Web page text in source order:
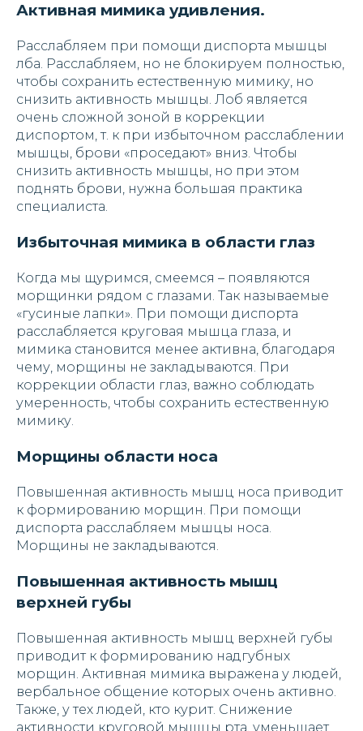
Активная мимика удивления.
Расслабляем при помощи диспорта мышцы
лба. Расслабляем, но не блокируем полностью,
чтобы сохранить естественную мимику, но
снизить активность мышцы. Лоб является
очень сложной зоной в коррекции
диспортом, т. к при избыточном расслаблении
мышцы, брови «проседают» вниз. Чтобы
снизить активность мышцы, но при этом
поднять брови, нужна большая практика
специалиста.
Избыточная мимика в области глаз
Когда мы щуримся, смеемся – появляются
морщинки рядом с глазами. Так называемые
«гусиные лапки». При помощи диспорта
расслабляется круговая мышца глаза, и
мимика становится менее активна, благодаря
чему, морщины не закладываются. При
коррекции области глаз, важно соблюдать
умеренность, чтобы сохранить естественную
мимику.
Морщины области носа
Повышенная активность мышц носа приводит
к формированию морщин. При помощи
диспорта расслабляем мышцы носа.
Морщины не закладываются.
Повышенная активность мышц
верхней губы
Повышенная активность мышц верхней губы
приводит к формированию надгубных
морщин. Активная мимика выражена у людей,
вербальное общение которых очень активно.
Также, у тех людей, кто курит. Снижение
активности круговой мышцы рта, уменьшает